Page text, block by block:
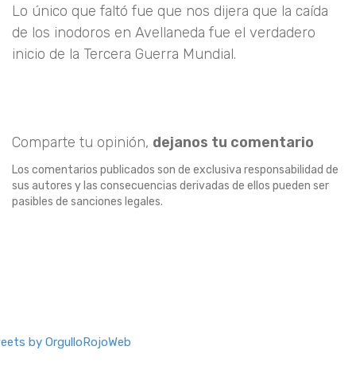
Lo único que faltó fue que nos dijera que la caída
de los inodoros en Avellaneda fue el verdadero
inicio de la Tercera Guerra Mundial.
Comparte tu opinión, dejanos tu comentario
Los comentarios publicados son de exclusiva responsabilidad de
sus autores y las consecuencias derivadas de ellos pueden ser
pasibles de sanciones legales.
by OrgulloRojoWeb